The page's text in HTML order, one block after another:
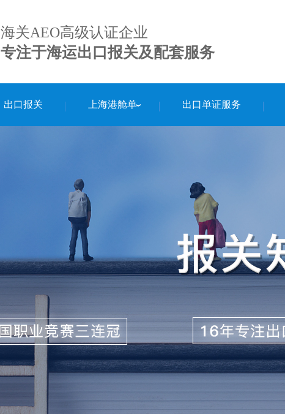
海关AEO高级认证企业
专注于海运出口报关及配套服务
出口报关 上海港舱单 出口单证服务